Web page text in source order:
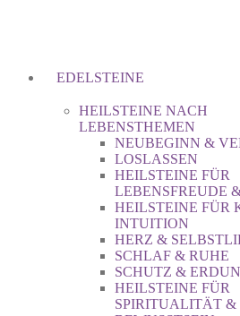
EDELSTEINE
HEILSTEINE NACH
LEBENSTHEMEN
NEUBEGINN &
LOSLASSEN
HEILSTEINE FÜR
LEBENSFREUDE
HEILSTEINE FÜR
INTUITION
HERZ &
SCHLAF & RUHE
SCHUTZ &
HEILSTEINE FÜR
SPIRITUALITÄT &